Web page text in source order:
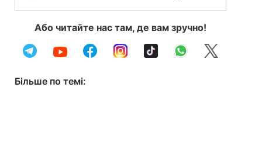
Або читайте нас там, де вам зручно!
Більше по темі: